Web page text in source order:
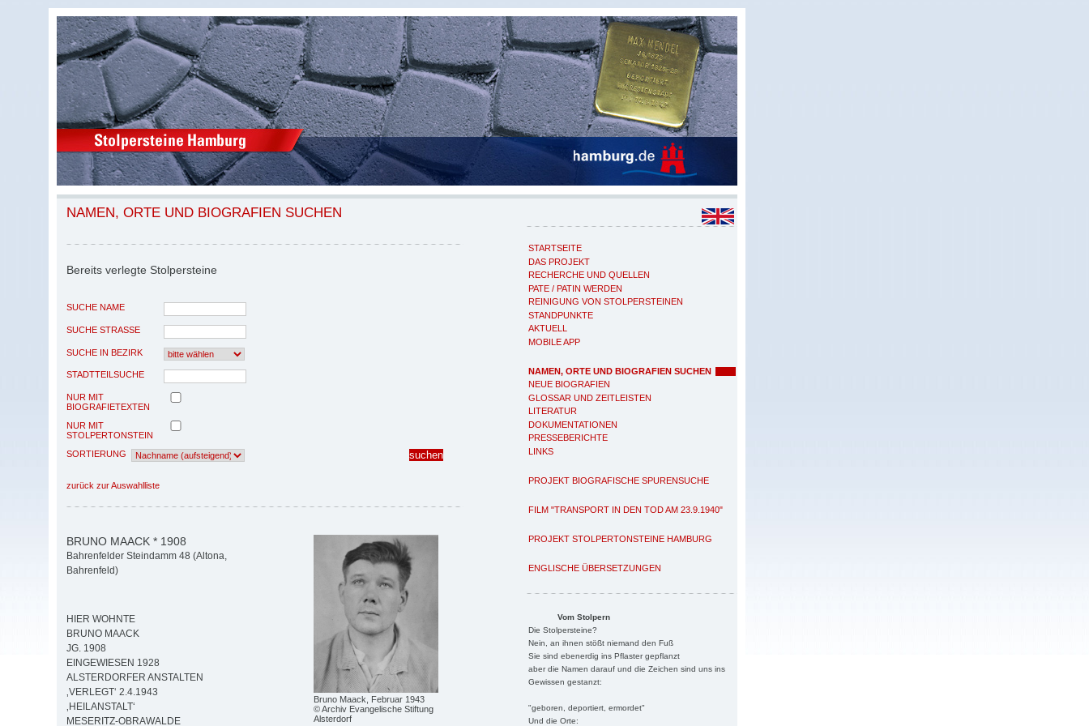
STARTSEITE
DAS PROJEKT
RECHERCHE UND QUELLEN
PATE / PATIN WERDEN
REINIGUNG VON STOLPERSTEINEN
STANDPUNKTE
AKTUELL
MOBILE APP
NAMEN, ORTE UND BIOGRAFIEN SUCHEN
NEUE BIOGRAFIEN
GLOSSAR UND ZEITLEISTEN
LITERATUR
DOKUMENTATIONEN
PRESSEBERICHTE
LINKS
PROJEKT BIOGRAFISCHE SPURENSUCHE
FILM "TRANSPORT IN DEN TOD AM 23.9.1940"
PROJEKT STOLPERTONSTEINE HAMBURG
ENGLISCHE ÜBERSETZUNGEN
Vom Stolpern
Die Stolpersteine?
Nein, an ihnen stößt niemand den Fuß
Sie sind ebenerdig ins Pflaster gepflanzt
aber die Namen darauf und die Zeichen sind uns ins
Gewissen gestanzt:
"geboren, deportiert, ermordet"
Und die Orte:
NAMEN, ORTE UND BIOGRAFIEN SUCHEN
Bereits verlegte Stolpersteine
SUCHE NAME
SUCHE STRASSE
SUCHE IN BEZIRK
STADTTEILSUCHE
NUR MIT
BIOGRAFIETEXTEN
NUR MIT
STOLPERTONSTEIN
SORTIERUNG
zurück zur Auswahlliste
Bruno Maack, Februar 1943
© Archiv Evangelische Stiftung
Alsterdorf
BRUNO MAACK * 1908
Bahrenfelder Steindamm 48 (Altona,
Bahrenfeld)
HIER WOHNTE
BRUNO MAACK
JG. 1908
EINGEWIESEN 1928
ALSTERDORFER ANSTALTEN
‚VERLEGT‘ 2.4.1943
‚HEILANSTALT‘
MESERITZ-OBRAWALDE